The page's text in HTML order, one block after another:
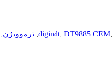
digindt, DT9885 CEM,
, ترموویژن,